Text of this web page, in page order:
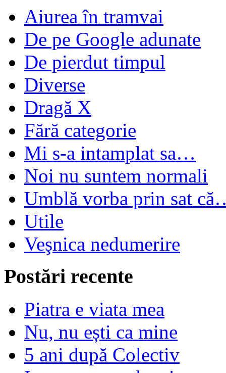
Aiurea în tramvai
De pe Google adunate
De pierdut timpul
Diverse
Dragă X
Fără categorie
Mi s-a intamplat sa…
Noi nu suntem normali
Umblă vorba prin sat
Utile
Veşnica nedumerire
Postări recente
Piatra e viata mea
Nu, nu ești ca mine
5 ani după Colectiv